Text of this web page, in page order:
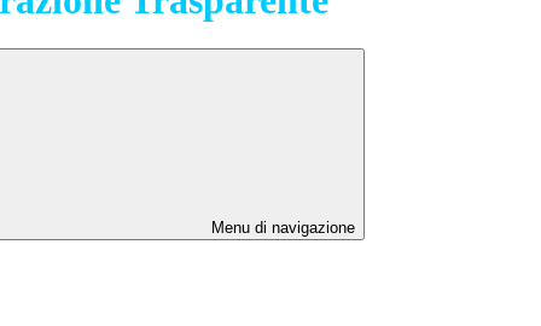
Menu di navigazione